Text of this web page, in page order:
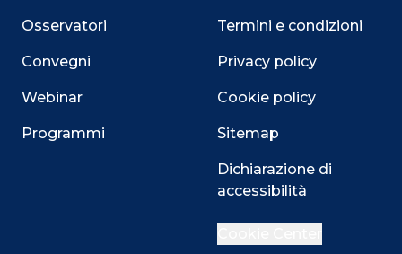
Osservatori
Convegni
Webinar
Programmi
Termini e condizioni
Privacy policy
Cookie policy
Sitemap
Dichiarazione di
accessibilità